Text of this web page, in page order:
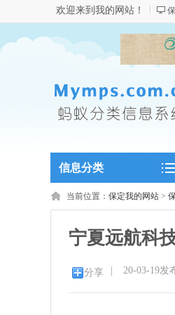
欢迎来到我的网站！
信息分类
当前位置： 保定我的网站 >
宁夏远航科
分享 20-03-19发